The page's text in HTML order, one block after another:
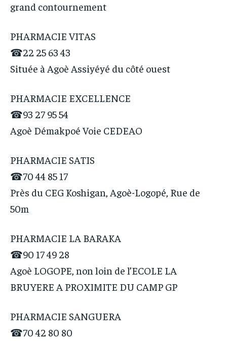
grand contournement
PHARMACIE VITAS
☎22 25 63 43
Située à Agoè Assiyéyé du côté ouest
PHARMACIE EXCELLENCE
☎93 27 95 54
Agoè Démakpoé Voie CEDEAO
PHARMACIE SATIS
☎70 44 85 17
Près du CEG Koshigan, Agoè-Logopé, Rue de
50m
PHARMACIE LA BARAKA
☎90 17 49 28
Agoè LOGOPE, non loin de l’ECOLE LA
BRUYERE A PROXIMITE DU CAMP GP
PHARMACIE SANGUERA
☎70 42 80 80